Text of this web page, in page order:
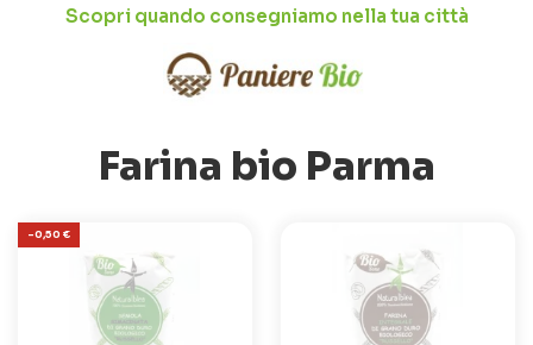
Scopri quando consegniamo nella tua città
Farina bio Parma
-0,50 €